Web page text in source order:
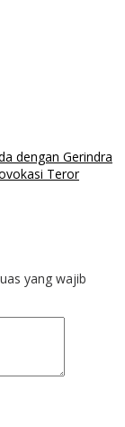
dengan Gerindra
Teror
yang wajib